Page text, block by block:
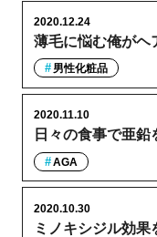
薄毛に悩む俺がヘ
2020.12.24
男性化粧品
日々の食事で亜
2020.11.10
AGA
ミノキシジル効果
2020.10.30